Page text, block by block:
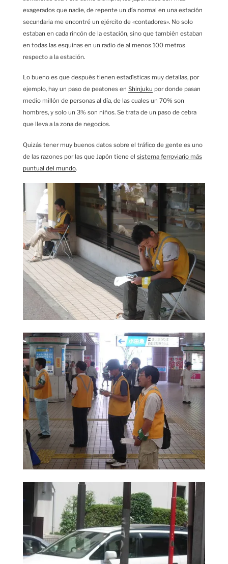
exagerados que nadie, de repente un día normal en una estación
secundaria me encontré un ejército de «contadores». No solo
estaban en cada rincón de la estación, sino que también estaban
en todas las esquinas en un radio de al menos 100 metros
respecto a la estación.
Lo bueno es que después tienen estadísticas muy detallas, por
ejemplo, hay un paso de peatones en Shinjuku por donde pasan
medio millón de personas al día, de las cuales un 70% son
hombres, y solo un 3% son niños. Se trata de un paso de cebra
que lleva a la zona de negocios.
Quizás tener muy buenos datos sobre el tráfico de gente es uno
de las razones por las que Japón tiene el sistema ferroviario más
puntual del mundo.